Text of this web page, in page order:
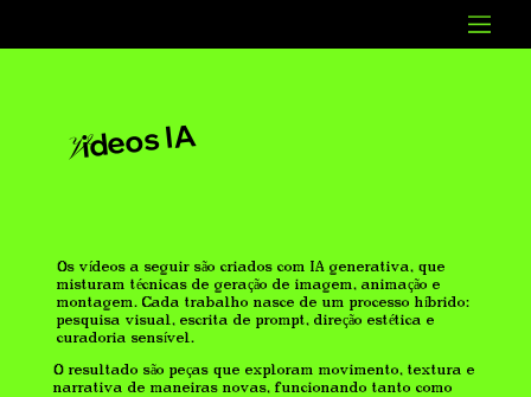
Os vídeos a seguir são criados com IA generativa, que
misturam técnicas de geração de imagem, animação e
montagem. Cada trabalho nasce de um processo híbrido:
pesquisa visual, escrita de prompt, direção estética e
curadoria sensível.
O resultado são peças que exploram movimento, textura e
narrativa de maneiras novas, funcionando tanto como
Videos IA